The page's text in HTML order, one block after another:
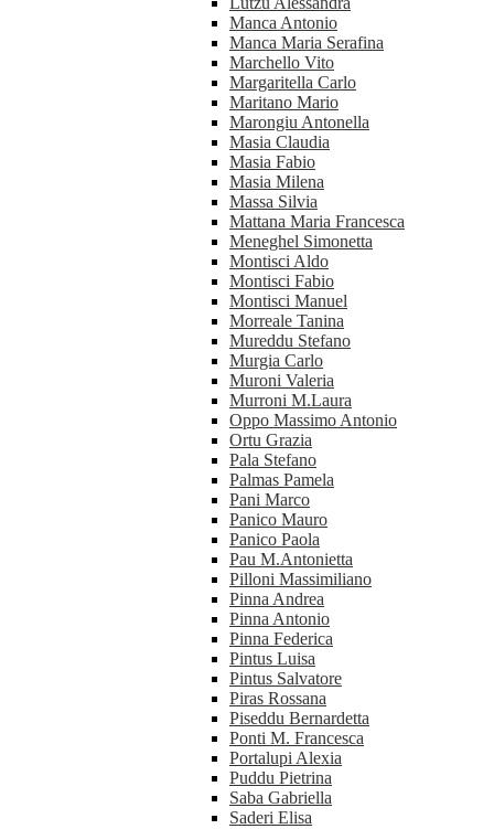
Manca Antonio
Manca Maria Serafina
Marchello Vito
Margaritella Carlo
Maritano Mario
Marongiu Antonella
Masia Claudia
Masia Fabio
Masia Milena
Massa Silvia
Mattana Maria Francesca
Meneghel Simonetta
Montisci Aldo
Montisci Fabio
Montisci Manuel
Morreale Tanina
Mureddu Stefano
Murgia Carlo
Muroni Valeria
Murroni M.Laura
Oppo Massimo Antonio
Ortu Grazia
Pala Stefano
Palmas Pamela
Pani Marco
Panico Mauro
Panico Paola
Pau M.Antonietta
Pilloni Massimiliano
Pinna Andrea
Pinna Antonio
Pinna Federica
Pintus Luisa
Pintus Salvatore
Piras Rossana
Piseddu Bernardetta
Ponti M. Francesca
Portalupi Alexia
Puddu Pietrina
Saba Gabriella
Saderi Elisa